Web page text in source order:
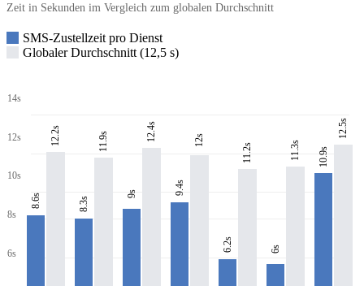
Zeit in Sekunden im Vergleich zum globalen Durchschnitt
SMS-Zustellzeit pro Dienst
Globaler Durchschnitt (12,5 s)
14s
12s
10s
8s
6s
8.6s
12.2s
8.3s
11.9s
9s
12.4s
9.4s
12s
6.2s
11.2s
6s
11.3s 10.9s
12.5s